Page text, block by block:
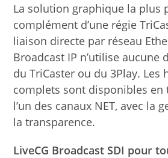
La solution graphique la plus
complément d’une régie
liaison directe par réseau
Broadcast IP n’utilise aucune
du TriCaster ou du 3Play. Les
complets sont disponibles en
l’un des canaux NET, avec la
la transparence.
LiveCG Broadcast SDI pour